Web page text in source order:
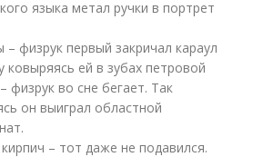
языка метал ручки в портрет
физрук первый закричал караул
ковыряясь ей в зубах петровой
физрук во сне бегает. Так
он выиграл областной
– тот даже не подавился.